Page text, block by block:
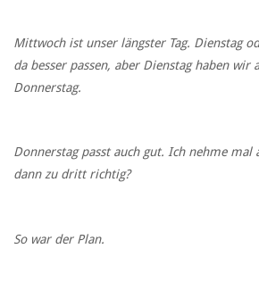
Mittwoch ist unser längster Tag. Dienstag
da besser passen, aber Dienstag haben wir
Donnerstag.
Donnerstag passt auch gut. Ich nehme mal
dann zu dritt richtig?
So war der Plan.